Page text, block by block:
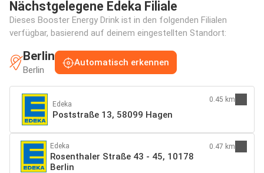
Nächstgelegene Edeka Filiale
Dieses Booster Energy Drink ist in den folgenden Filialen
verfügbar, basierend auf deinem eingestellten Standort:
Berlin
Berlin
Automatisch erkennen
Edeka
Poststraße 13, 58099 Hagen
0.45 km
Edeka
Rosenthaler Straße 43 - 45, 10178
Berlin
0.47 km